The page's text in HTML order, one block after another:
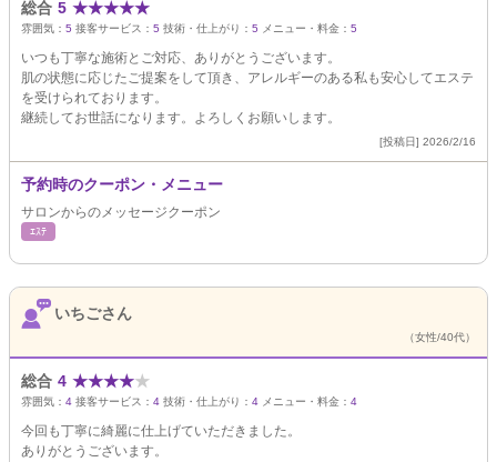
総合 5 ★★★★★
雰囲気： 5 接客サービス： 5 技術・仕上がり： 5 メニュー・料金： 5
いつも丁寧な施術とご対応、ありがとうございます。
肌の状態に応じたご提案をして頂き、アレルギーのある私も安心してエステ
を受けられております。
継続してお世話になります。よろしくお願いします。
[投稿日] 2026/2/16
予約時のクーポン・メニュー
サロンからのメッセージクーポン
ｴｽﾃ
いちごさん
（女性/40代）
総合 4 ★★★★★
雰囲気： 4 接客サービス： 4 技術・仕上がり： 4 メニュー・料金： 4
今回も丁寧に綺麗に仕上げていただきました。
ありがとうございます。